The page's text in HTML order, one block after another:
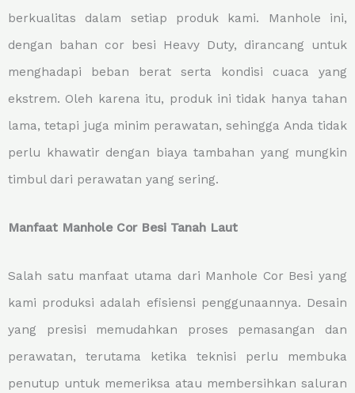
berkualitas dalam setiap produk kami. Manhole ini,
dengan bahan cor besi Heavy Duty, dirancang untuk
menghadapi beban berat serta kondisi cuaca yang
ekstrem. Oleh karena itu, produk ini tidak hanya tahan
lama, tetapi juga minim perawatan, sehingga Anda tidak
perlu khawatir dengan biaya tambahan yang mungkin
timbul dari perawatan yang sering.
Manfaat Manhole Cor Besi Tanah Laut
Salah satu manfaat utama dari Manhole Cor Besi yang
kami produksi adalah efisiensi penggunaannya. Desain
yang presisi memudahkan proses pemasangan dan
perawatan, terutama ketika teknisi perlu membuka
penutup untuk memeriksa atau membersihkan saluran